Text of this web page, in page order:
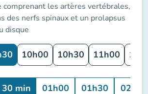
les artères vertébrales,
des nerfs spinaux et un prolapsus
disque
10h00 10h30 11h00
30 min 01h00 01h30 02h00